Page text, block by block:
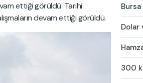
ettiği görüldü. Tarihi
devam ettiği görüldü.
Dolar
300